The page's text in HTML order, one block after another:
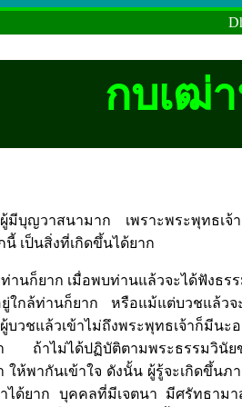
กบเฒ่
ผู้มีบุญวาสนามาก เพราะพระพุทธเ
นี้ เป็นสิ่งที่เกิดขึ้นได้ยาก
ท่านก็ยาก เมื่อพบท่านแล้วจะได้ฟังธร
ใกล้ท่านก็ยาก หรือแม้แต่บวชแล้ว
ชแล้วเข้าไม่ถึงพระพุทธเจ้าก็มีนะอ
า ถ้าไม่ได้ปฏิบัติตามพระธรรมวินั
ให้พากันเข้าใจ ดังนั้น ผู้รู้จะเกิดขึ้นภ
ได้ยาก บุคคลที่มีเจตนา มีศรัทธามา